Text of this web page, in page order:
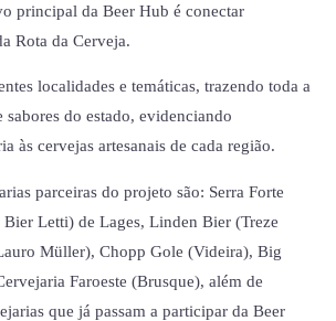
principal da Beer Hub é conectar
Rota da Cerveja.
localidades e temáticas, trazendo toda a
do estado, evidenciando
às cervejas artesanais de cada região.
parceiras do projeto são: Serra Forte
Bier Letti) de Lages, Linden Bier (Treze
Müller), Chopp Gole (Videira), Big
Faroeste (Brusque), além de
que já passam a participar da Beer